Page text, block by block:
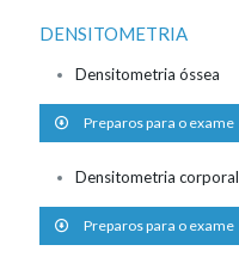
DENSITOMETRIA
Densitometria óssea
Preparos para o exame
Densitometria corporal
Preparos para o exame